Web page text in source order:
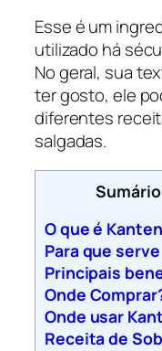
Esse é um
utilizado há
No geral, sua
ter gosto, ele
diferentes
salgadas.
O que é Kanten
Para que serve
Principais
Onde
Onde usar
Receita de